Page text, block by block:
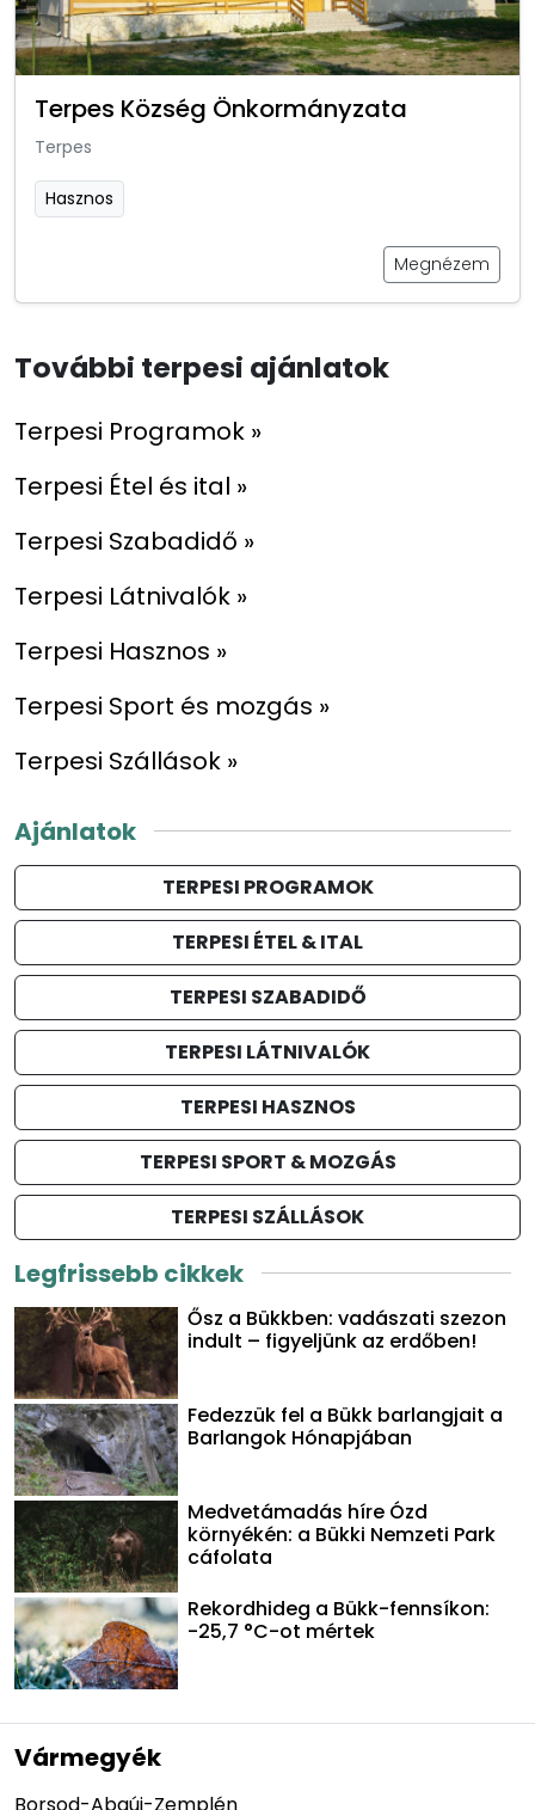
Terpes Község Önkormányzata
Terpes
Hasznos
Megnézem
További terpesi ajánlatok
Terpesi Programok »
Terpesi Étel és ital »
Terpesi Szabadidő »
Terpesi Látnivalók »
Terpesi Hasznos »
Terpesi Sport és mozgás »
Terpesi Szállások »
Ajánlatok
TERPESI PROGRAMOK
TERPESI ÉTEL & ITAL
TERPESI SZABADIDŐ
TERPESI LÁTNIVALÓK
TERPESI HASZNOS
TERPESI SPORT & MOZGÁS
TERPESI SZÁLLÁSOK
Legfrissebb cikkek
Ősz a Bükkben: vadászati szezon
indult – figyeljünk az erdőben!
Fedezzük fel a Bükk barlangjait a
Barlangok Hónapjában
Medvetámadás híre Ózd
környékén: a Bükki Nemzeti Park
cáfolata
Rekordhideg a Bükk-fennsíkon:
-25,7 °C-ot mértek
Vármegyék